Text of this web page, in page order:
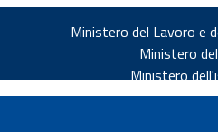
Ministero del Lavoro e
Ministero
Ministero